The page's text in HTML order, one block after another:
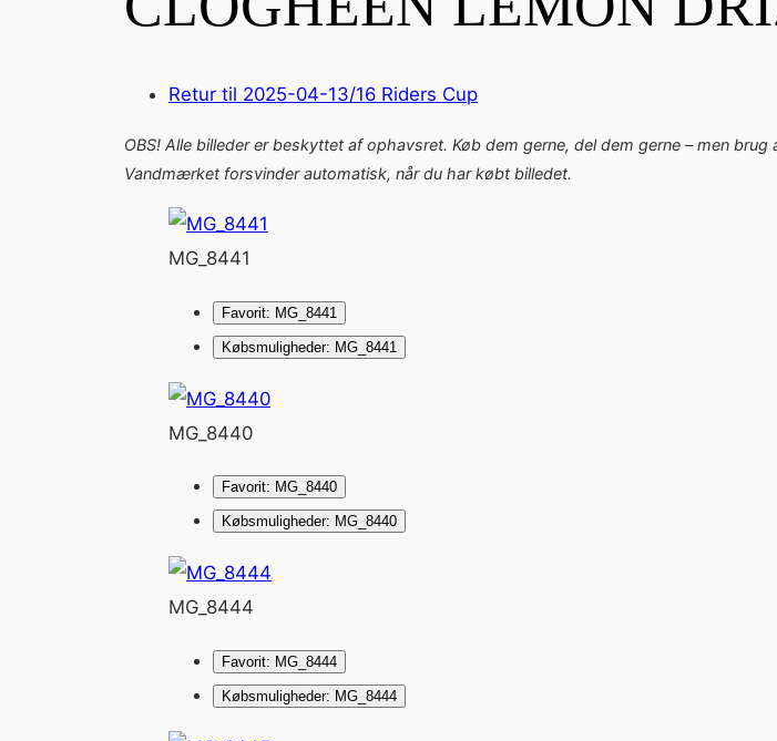
Retur til 2025-04-13/16 Riders Cup
OBS! Alle billeder er beskyttet af ophavsret. Køb dem gerne, del dem gerne – men
Vandmærket forsvinder automatisk, når du har købt billedet.
MG_8441
Favorit: MG_8441
Købsmuligheder: MG_8441
MG_8440
Favorit: MG_8440
Købsmuligheder: MG_8440
MG_8444
Favorit: MG_8444
Købsmuligheder: MG_8444